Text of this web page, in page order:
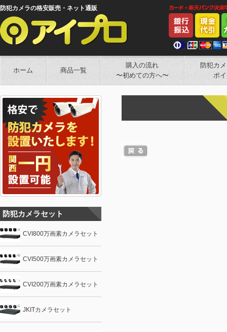
防犯カメラの格安販売・ネット通販
ホーム 商品一覧
購入の流れ
〜初めての方へ〜
防犯カ
ポ
防犯カメラセット
CVI800万画素カメラセット
CVI500万画素カメラセット
CVI200万画素カメラセット
JKITカメラセット